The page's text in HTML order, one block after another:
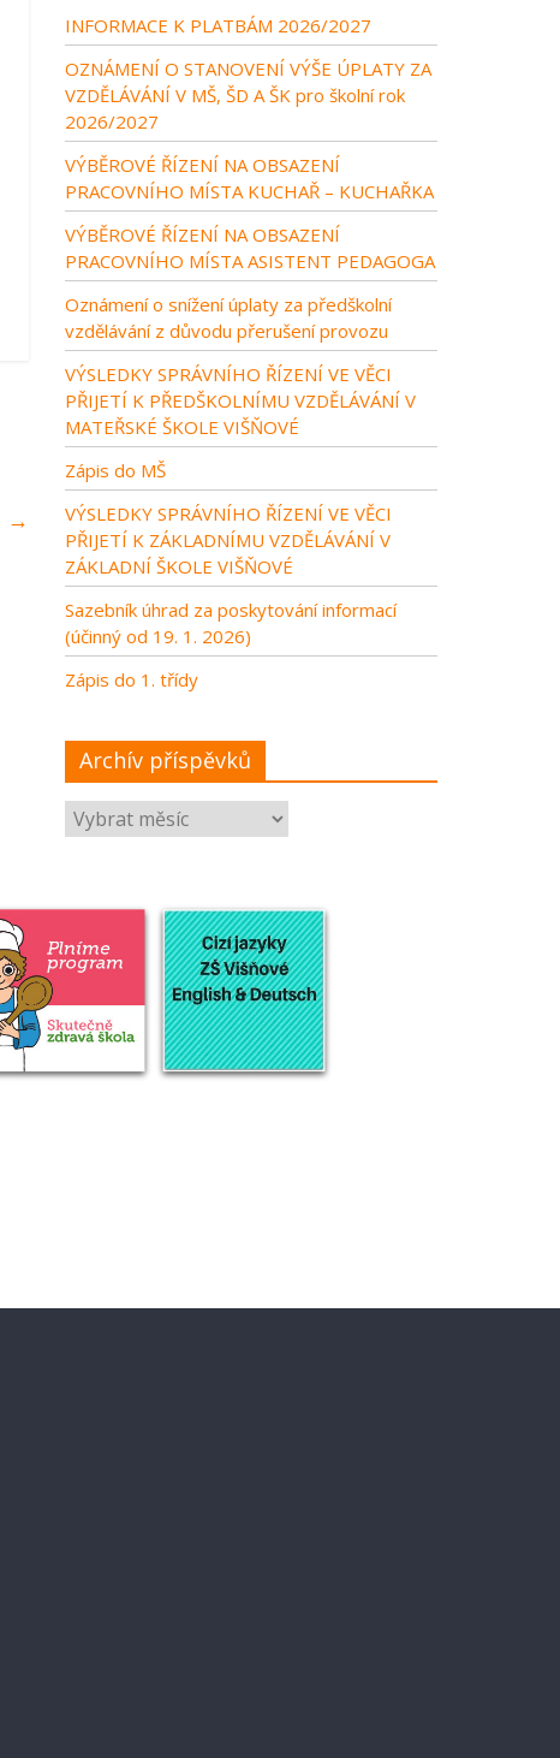
→
INFORMACE K PLATBÁM 2026/2027
OZNÁMENÍ O STANOVENÍ VÝŠE ÚPLATY ZA
VZDĚLÁVÁNÍ V MŠ, ŠD A ŠK pro školní rok
2026/2027
VÝBĚROVÉ ŘÍZENÍ NA OBSAZENÍ
PRACOVNÍHO MÍSTA KUCHAŘ – KUCHAŘKA
VÝBĚROVÉ ŘÍZENÍ NA OBSAZENÍ
PRACOVNÍHO MÍSTA ASISTENT PEDAGOGA
Oznámení o snížení úplaty za předškolní
vzdělávání z důvodu přerušení provozu
VÝSLEDKY SPRÁVNÍHO ŘÍZENÍ VE VĚCI
PŘIJETÍ K PŘEDŠKOLNÍMU VZDĚLÁVÁNÍ V
MATEŘSKÉ ŠKOLE VIŠŇOVÉ
Zápis do MŠ
VÝSLEDKY SPRÁVNÍHO ŘÍZENÍ VE VĚCI
PŘIJETÍ K ZÁKLADNÍMU VZDĚLÁVÁNÍ V
ZÁKLADNÍ ŠKOLE VIŠŇOVÉ
Sazebník úhrad za poskytování informací
(účinný od 19. 1. 2026)
Zápis do 1. třídy
Archív příspěvků